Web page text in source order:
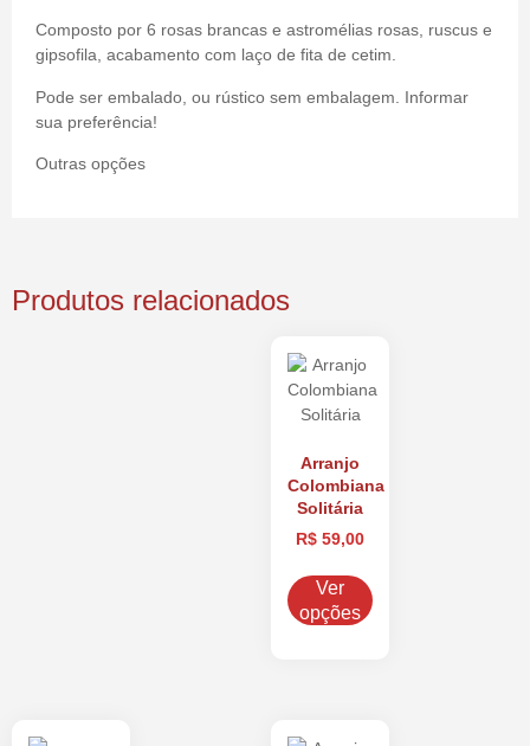
Composto por 6 rosas brancas e astromélias rosas, ruscus e
gipsofila, acabamento com laço de fita de cetim.
Pode ser embalado, ou rústico sem embalagem. Informar
sua preferência!
Outras opções
Produtos relacionados
Arranjo
Colombiana
Solitária
R$ 59,00
Ver
opções